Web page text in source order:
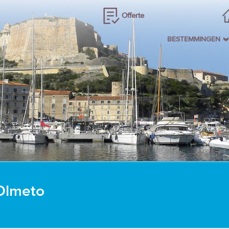
Offerte
BESTEMMINGEN